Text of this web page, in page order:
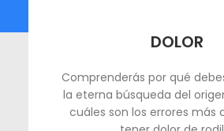
DOLOR
Comprenderás por qué
la eterna búsqueda del
cuáles son los errores más